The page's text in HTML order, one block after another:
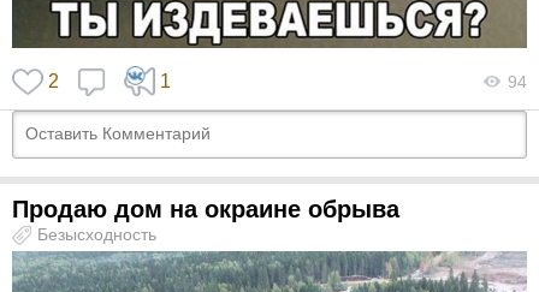
2 1 94
Продаю дом на окраине обрыва
Безысходность